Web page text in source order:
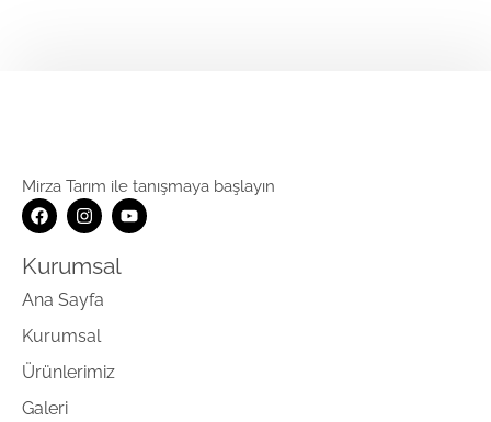
Mirza Tarım ile tanışmaya başlayın
Kurumsal
Ana Sayfa
Kurumsal
Ürünlerimiz
Galeri